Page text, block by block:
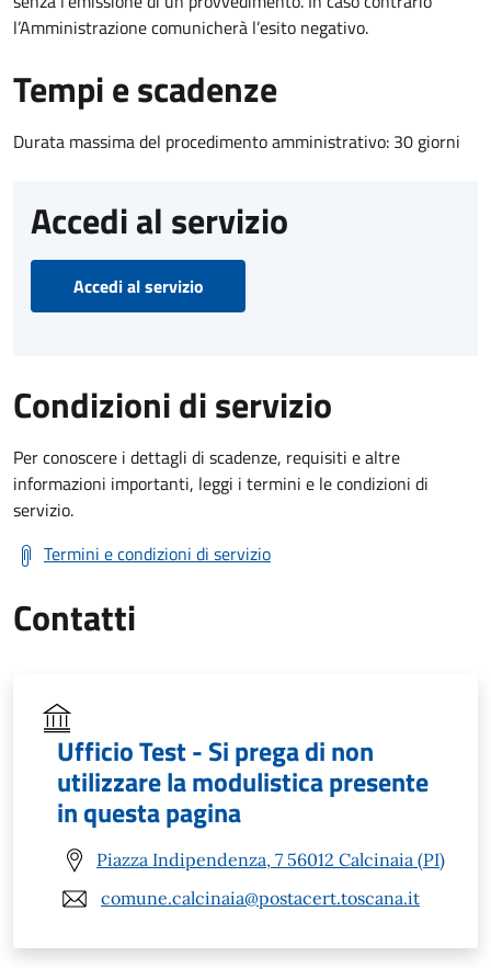
l’Amministrazione comunicherà l’esito negativo.
Tempi e scadenze
Durata massima del procedimento amministrativo: 30 giorni
Accedi al servizio
Accedi al servizio
Condizioni di servizio
Per conoscere i dettagli di scadenze, requisiti e altre
informazioni importanti, leggi i termini e le condizioni di
servizio.
Termini e condizioni di servizio
Contatti
Ufficio Test - Si prega di non
utilizzare la modulistica presente
in questa pagina
Piazza Indipendenza, 7 56012 Calcinaia (PI)
comune.calcinaia@postacert.toscana.it